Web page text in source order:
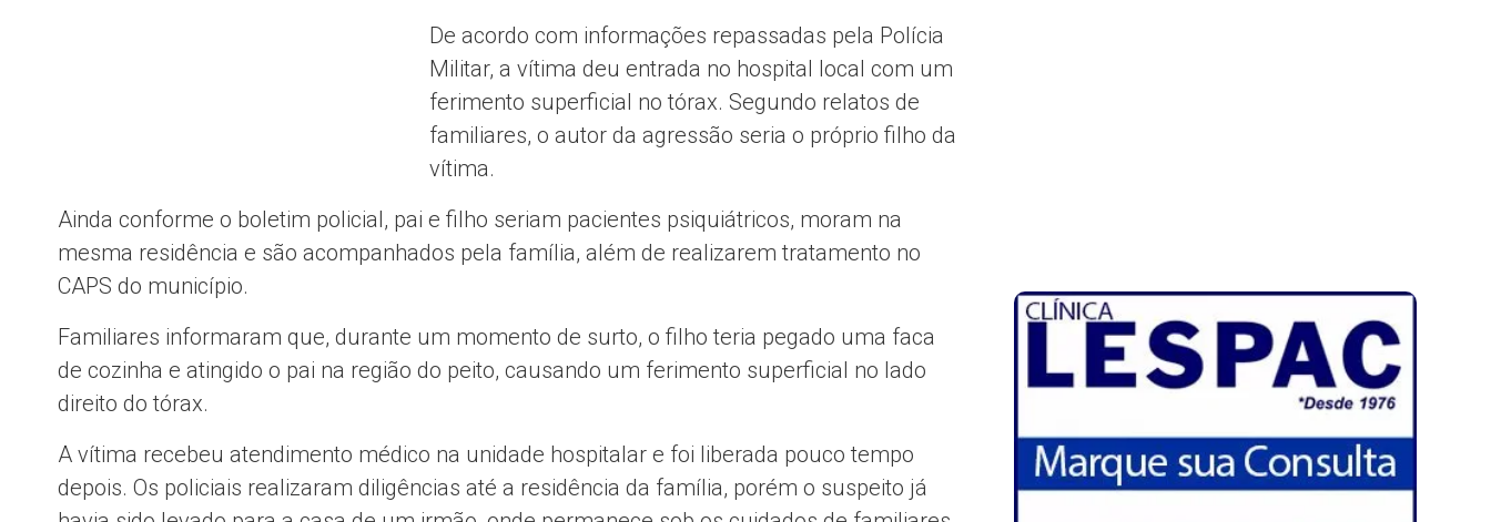
De acordo com informações repassadas pela Polícia
Militar, a vítima deu entrada no hospital local com um
ferimento superficial no tórax. Segundo relatos de
familiares, o autor da agressão seria o próprio filho da
vítima.
Ainda conforme o boletim policial, pai e filho seriam pacientes psiquiátricos, moram na
mesma residência e são acompanhados pela família, além de realizarem tratamento no
CAPS do município.
Familiares informaram que, durante um momento de surto, o filho teria pegado uma faca
de cozinha e atingido o pai na região do peito, causando um ferimento superficial no lado
direito do tórax.
A vítima recebeu atendimento médico na unidade hospitalar e foi liberada pouco tempo
depois. Os policiais realizaram diligências até a residência da família, porém o suspeito já